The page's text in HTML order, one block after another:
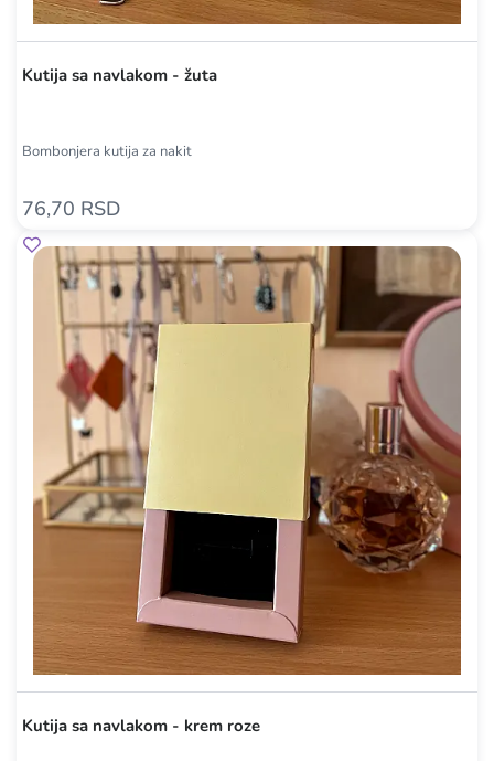
Kutija sa navlakom - žuta
Bombonjera kutija za nakit
76,70 RSD
Kutija sa navlakom - krem roze